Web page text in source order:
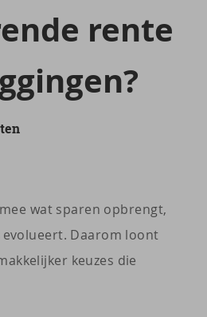
rente
wat sparen opbrengt,
evolueert. Daarom loont
keuzes die